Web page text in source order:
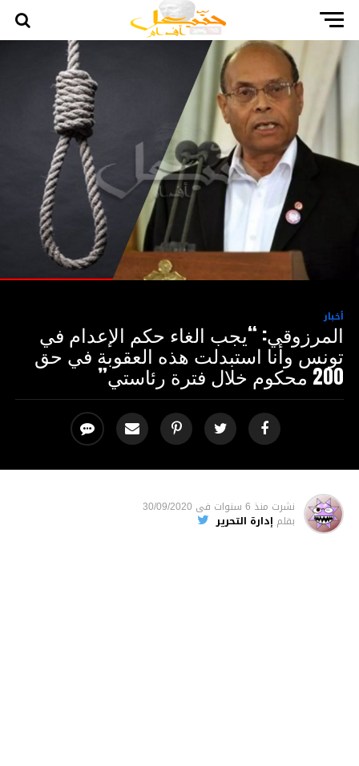
أخبار
المرزوقي: “يجب الغاء حكم الإعدام في
تونس وأنا استبدلت هذه العقوبة في حق
200 محكوم خلال فترة رئاستي”
نشرت منذ 6 سنوات فى 30/09/2020
بقلم إدارة التحرير